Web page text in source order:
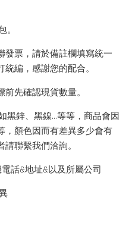
票，請於備註欄填寫統一
編，感謝您的配合。
先確認現貨數量。
鋅、黑鎳...等等，商品會因
，顏色因而有差異多少會有
聯繫我們洽詢。
話&地址&以及所屬公司